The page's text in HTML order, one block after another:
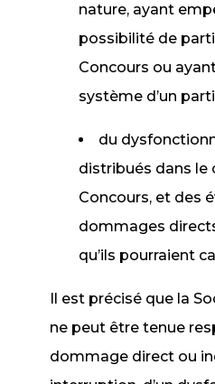
nature, ayant
possibilité de
Concours ou
système d’un
du
distribués dans le
Concours, et des
dommages
qu’ils pourraient
Il est précisé que la
ne peut être tenue
dommage direct ou